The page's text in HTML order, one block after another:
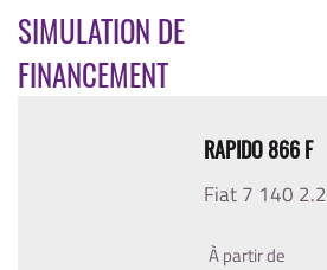
SIMULATION DE
FINANCEMENT
RAPIDO 866 F
Fiat 7 140 2.2
À partir de